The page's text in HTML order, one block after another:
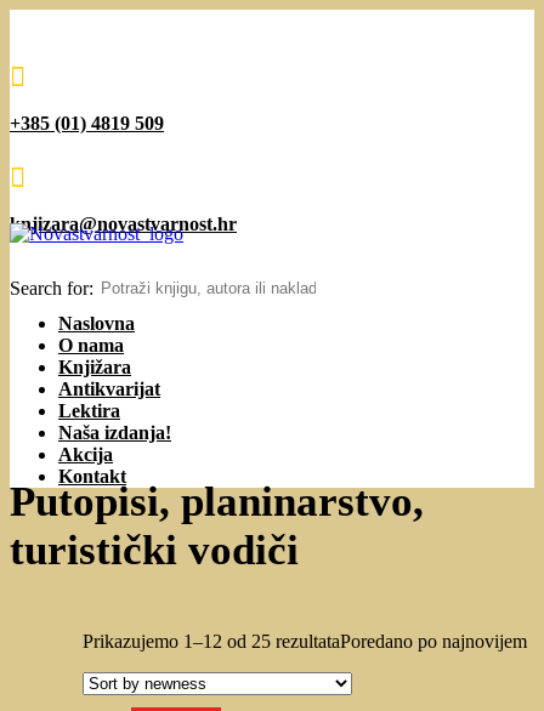

+385 (01) 4819 509

knjizara@novastvarnost.hr
Search for:
Naslovna
O nama
Knjižara
Antikvarijat
Lektira
Naša izdanja!
Akcija
Kontakt
Putopisi, planinarstvo,
turistički vodiči
Prikazujemo 1–12 od 25 rezultataPoredano po najnovijem